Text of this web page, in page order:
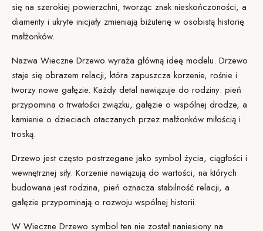
się na szerokiej powierzchni, tworząc znak nieskończoności, a
diamenty i ukryte inicjały zmieniają biżuterię w osobistą historię
małżonków.
Nazwa Wieczne Drzewo wyraża główną ideę modelu. Drzewo
staje się obrazem relacji, która zapuszcza korzenie, rośnie i
tworzy nowe gałęzie. Każdy detal nawiązuje do rodziny: pień
przypomina o trwałości związku, gałęzie o wspólnej drodze, a
kamienie o dzieciach otaczanych przez małżonków miłością i
troską.
Drzewo jest często postrzegane jako symbol życia, ciągłości i
wewnętrznej siły. Korzenie nawiązują do wartości, na których
budowana jest rodzina, pień oznacza stabilność relacji, a
gałęzie przypominają o rozwoju wspólnej historii.
W Wieczne Drzewo symbol ten nie został naniesiony na